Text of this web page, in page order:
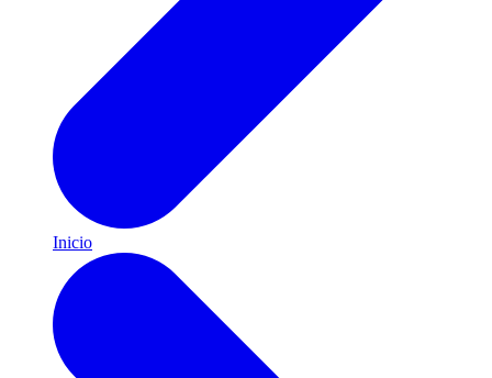
Inicio